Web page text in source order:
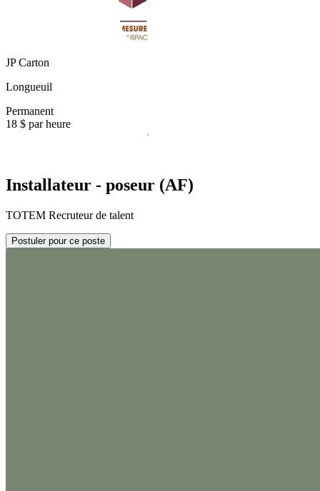
JP Carton
Longueuil
Permanent
18 $ par heure
Installateur - poseur (AF)
TOTEM Recruteur de talent
Postuler pour ce poste